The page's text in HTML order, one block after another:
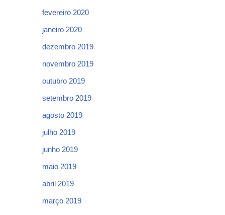
fevereiro 2020
janeiro 2020
dezembro 2019
novembro 2019
outubro 2019
setembro 2019
agosto 2019
julho 2019
junho 2019
maio 2019
abril 2019
março 2019